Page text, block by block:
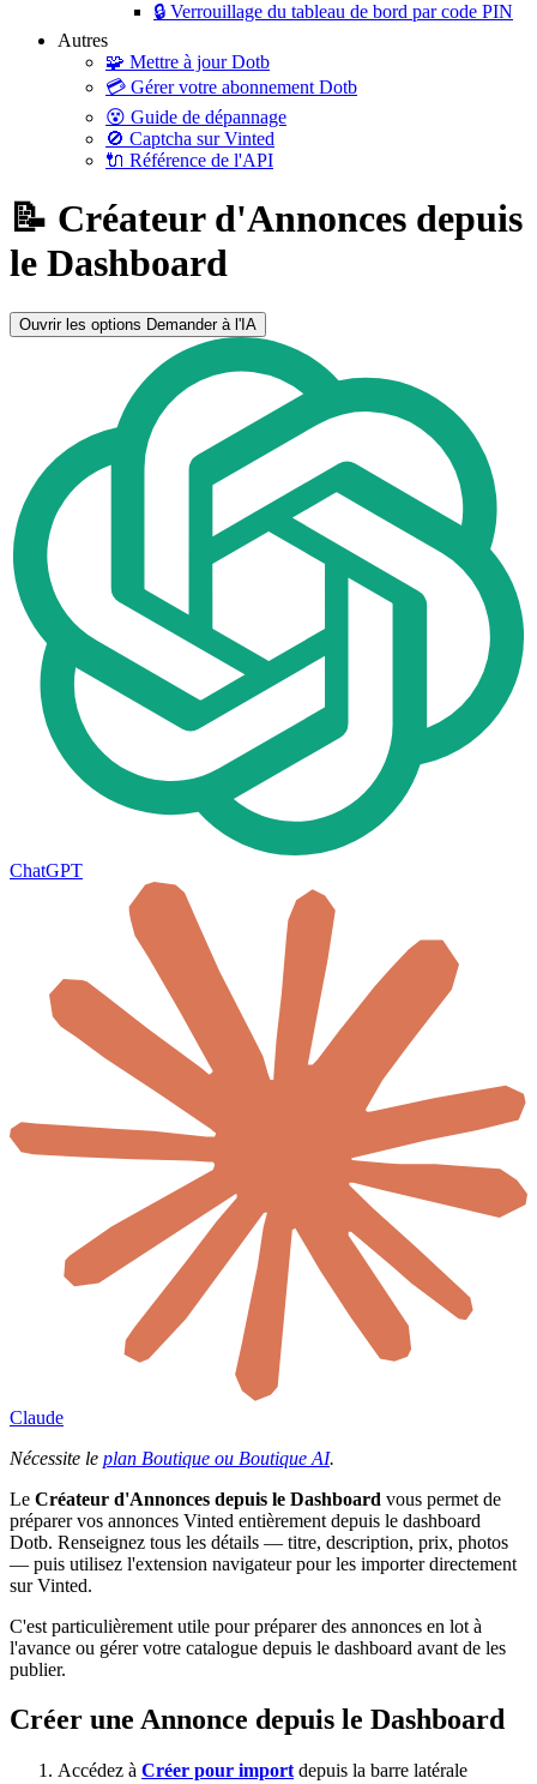
🔒 Verrouillage du tableau de bord par code PIN
Autres
🧩 Mettre à jour Dotb
💳 Gérer votre abonnement Dotb
😵 Guide de dépannage
🚫 Captcha sur Vinted
🔌 Référence de l'API
📝 Créateur d'Annonces depuis
le Dashboard
Ouvrir les options Demander à l'IA
ChatGPT
Claude
Nécessite le plan Boutique ou Boutique AI.
Le Créateur d'Annonces depuis le Dashboard vous permet de
préparer vos annonces Vinted entièrement depuis le dashboard
Dotb. Renseignez tous les détails — titre, description, prix, photos
— puis utilisez l'extension navigateur pour les importer directement
sur Vinted.
C'est particulièrement utile pour préparer des annonces en lot à
l'avance ou gérer votre catalogue depuis le dashboard avant de les
publier.
Créer une Annonce depuis le Dashboard
Accédez à Créer pour import depuis la barre latérale